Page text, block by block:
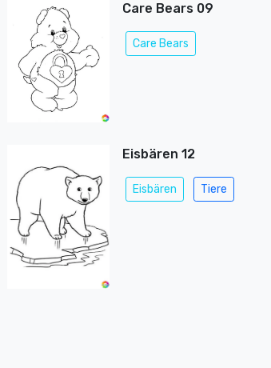
Care Bears 09
Care Bears
Eisbären 12
Eisbären Tiere